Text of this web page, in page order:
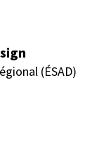
(ÉSAD)